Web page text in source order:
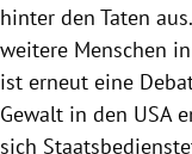
hinter den Taten
weitere Menschen
ist erneut eine
Gewalt in den USA
sich